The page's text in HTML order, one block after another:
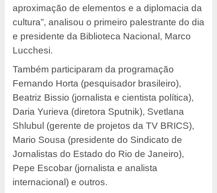
aproximação de elementos e a diplomacia da
cultura”, analisou o primeiro palestrante do dia
e presidente da Biblioteca Nacional, Marco
Lucchesi.
Também participaram da programação
Fernando Horta (pesquisador brasileiro),
Beatriz Bissio (jornalista e cientista política),
Daria Yurieva (diretora Sputnik), Svetlana
Shlubul (gerente de projetos da TV BRICS),
Mario Sousa (presidente do Sindicato de
Jornalistas do Estado do Rio de Janeiro),
Pepe Escobar (jornalista e analista
internacional) e outros.